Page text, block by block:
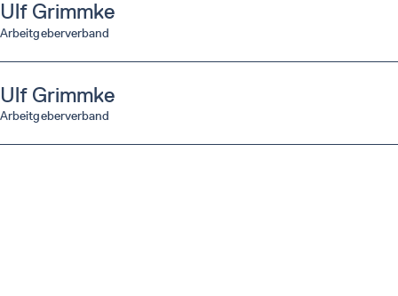
Ulf Grimmke
Arbeitgeberverband
Ulf Grimmke
Arbeitgeberverband